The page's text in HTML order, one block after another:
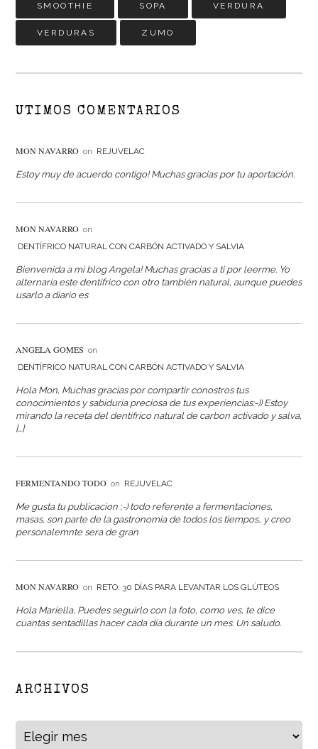
SMOOTHIE SOPA VERDURA
VERDURAS ZUMO
UTIMOS COMENTARIOS
MON NAVARRO on REJUVELAC
Estoy muy de acuerdo contigo! Muchas gracias por tu aportación.
MON NAVARRO on
DENTÍFRICO NATURAL CON CARBÓN ACTIVADO Y SALVIA
Bienvenida a mi blog Angela! Muchas gracias a ti por leerme. Yo
alternaría este dentífrico con otro también natural, aunque puedes
usarlo a diario es
ANGELA GOMES on
DENTÍFRICO NATURAL CON CARBÓN ACTIVADO Y SALVIA
Hola Mon, Muchas gracias por compartir conostros tus
conocimientos y sabiduria preciosa de tus experiencias:-)) Estoy
mirando la receta del dentifrico natural de carbon activado y salva,
[…]
FERMENTANDO TODO on REJUVELAC
Me gusta tu publicacion ;-) todo referente a fermentaciones,
masas, son parte de la gastronomia de todos los tiempos.. y creo
personalemnte sera de gran
MON NAVARRO on RETO: 30 DÍAS PARA LEVANTAR LOS GLÚTEOS
Hola Mariella, Puedes seguirlo con la foto, como ves, te dice
cuantas sentadillas hacer cada día durante un mes. Un saludo.
ARCHIVOS
Archivos